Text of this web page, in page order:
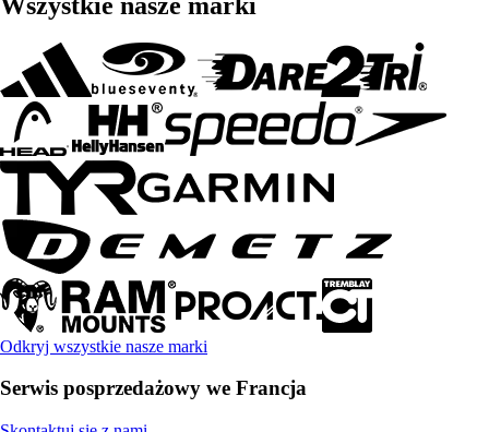
Odkryj wszystkie nasze marki
Serwis posprzedażowy we Francja